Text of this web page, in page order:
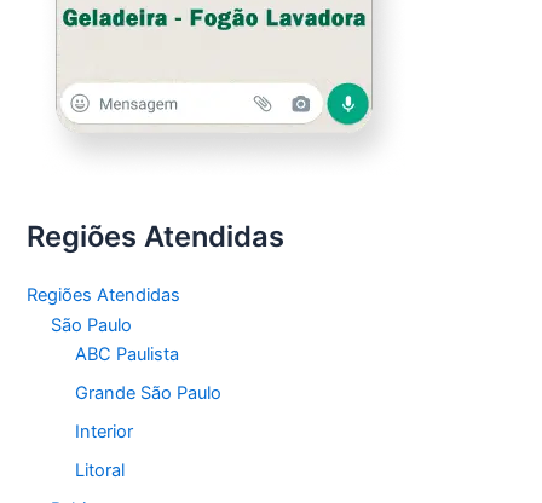
Regiões Atendidas
Regiões Atendidas
São Paulo
ABC Paulista
Grande São Paulo
Interior
Litoral